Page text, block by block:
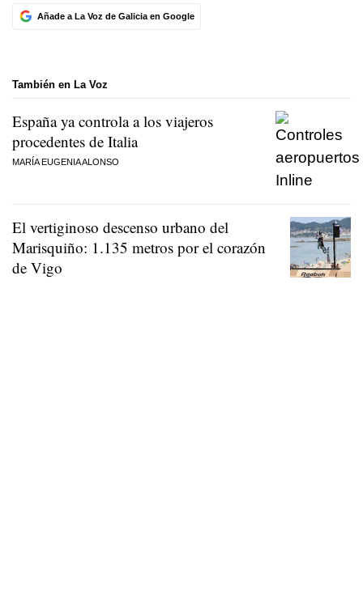
Añade a La Voz de Galicia en Google
También en La Voz
España ya controla a los viajeros
procedentes de Italia
MARÍA EUGENIA ALONSO
El vertiginoso descenso urbano del
Marisquiño: 1.135 metros por el corazón
de Vigo